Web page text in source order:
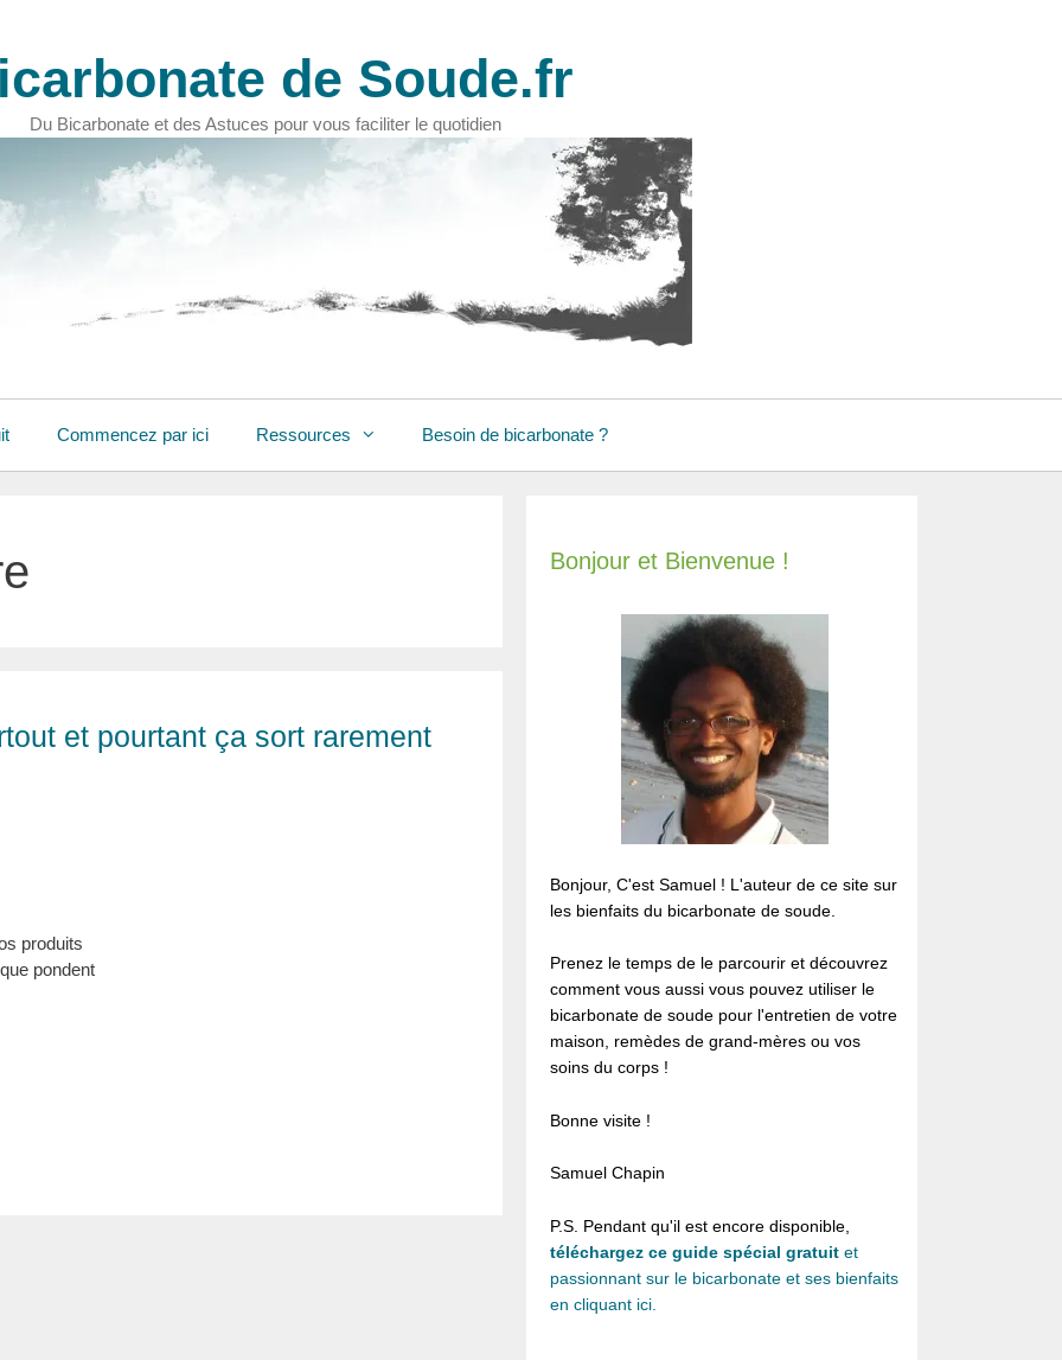
de Soude.fr
Du Bicarbonate et des Astuces pour vous faciliter le quotidien
Commencez par ici Ressources Besoin de bicarbonate ?
et pourtant ça sort rarement
produits
pondent
Bonjour et Bienvenue !
Bonjour, C'est Samuel ! L'auteur de ce site sur
les bienfaits du bicarbonate de soude.
Prenez le temps de le parcourir et découvrez
comment vous aussi vous pouvez utiliser le
bicarbonate de soude pour l'entretien de votre
maison, remèdes de grand-mères ou vos
soins du corps !
Bonne visite !
Samuel Chapin
P.S. Pendant qu'il est encore disponible,
téléchargez ce guide spécial gratuit et
passionnant sur le bicarbonate et ses bienfaits
en cliquant ici.